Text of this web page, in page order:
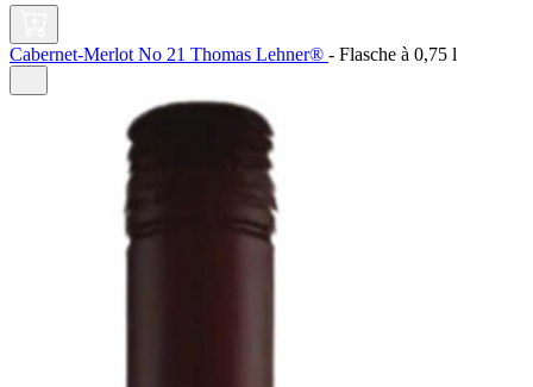
Cabernet-Merlot No 21 Thomas Lehner® - Flasche à 0,75 l